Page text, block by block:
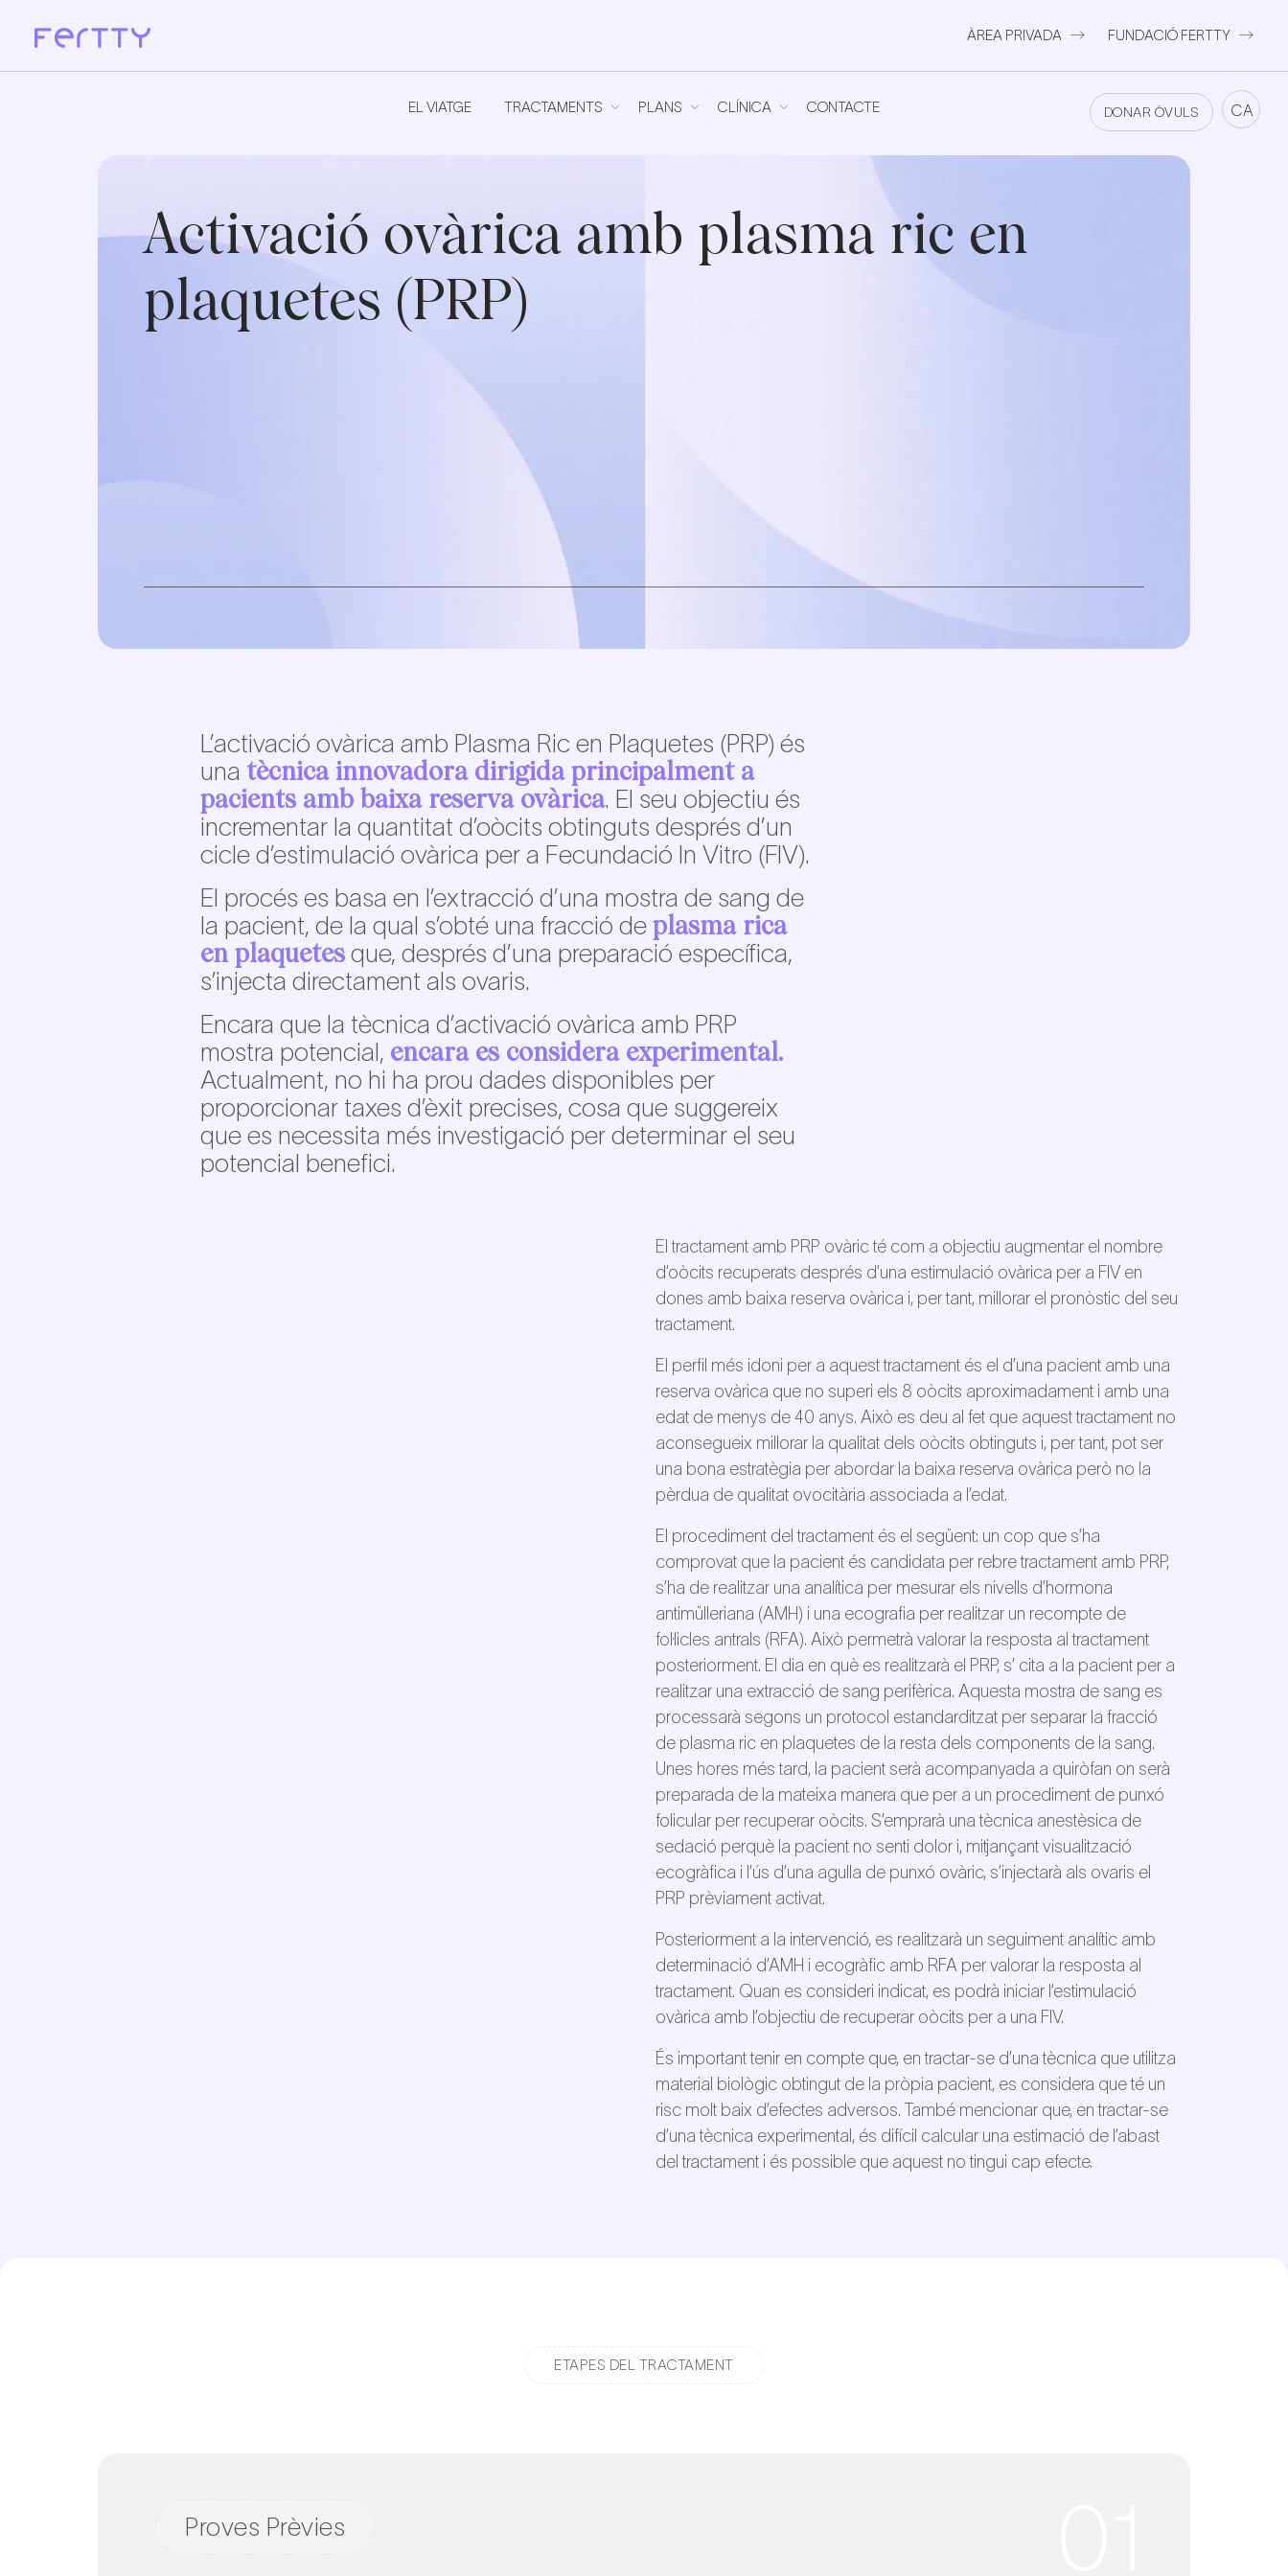
ÀREA PRIVADA FUNDACIÓ FERTTY
EL VIATGE TRACTAMENTS PLANS CLÍNICA CONTACTE DONAR ÒVULS CA
Activació ovàrica amb plasma ric en
plaquetes (PRP)
L’activació ovàrica amb Plasma Ric en Plaquetes (PRP) és
una tècnica innovadora dirigida principalment a
pacients amb baixa reserva ovàrica. El seu objectiu és
incrementar la quantitat d’oòcits obtinguts després d’un
cicle d’estimulació ovàrica per a Fecundació In Vitro (FIV).
El procés es basa en l’extracció d’una mostra de sang de
la pacient, de la qual s’obté una fracció de plasma rica
en plaquetes que, després d’una preparació específica,
s’injecta directament als ovaris.
Encara que la tècnica d’activació ovàrica amb PRP
mostra potencial, encara es considera experimental.
Actualment, no hi ha prou dades disponibles per
proporcionar taxes d’èxit precises, cosa que suggereix
que es necessita més investigació per determinar el seu
potencial benefici.
El tractament amb PRP ovàric té com a objectiu augmentar el nombre
d’oòcits recuperats després d’una estimulació ovàrica per a FIV en
dones amb baixa reserva ovàrica i, per tant, millorar el pronòstic del seu
tractament.
El perfil més idoni per a aquest tractament és el d’una pacient amb una
reserva ovàrica que no superi els 8 oòcits aproximadament i amb una
edat de menys de 40 anys. Això es deu al fet que aquest tractament no
aconsegueix millorar la qualitat dels oòcits obtinguts i, per tant, pot ser
una bona estratègia per abordar la baixa reserva ovàrica però no la
pèrdua de qualitat ovocitària associada a l’edat.
El procediment del tractament és el següent: un cop que s’ha
comprovat que la pacient és candidata per rebre tractament amb PRP,
s’ha de realitzar una analítica per mesurar els nivells d’hormona
antimülleriana (AMH) i una ecografia per realitzar un recompte de
fol·licles antrals (RFA). Això permetrà valorar la resposta al tractament
posteriorment. El dia en què es realitzarà el PRP, s’ cita a la pacient per a
realitzar una extracció de sang perifèrica. Aquesta mostra de sang es
processarà segons un protocol estandarditzat per separar la fracció
de plasma ric en plaquetes de la resta dels components de la sang.
Unes hores més tard, la pacient serà acompanyada a quiròfan on serà
preparada de la mateixa manera que per a un procediment de punxó
folicular per recuperar oòcits. S’emprarà una tècnica anestèsica de
sedació perquè la pacient no senti dolor i, mitjançant visualització
ecogràfica i l’ús d’una agulla de punxó ovàric, s’injectarà als ovaris el
PRP prèviament activat.
Posteriorment a la intervenció, es realitzarà un seguiment analític amb
determinació d’AMH i ecogràfic amb RFA per valorar la resposta al
tractament. Quan es consideri indicat, es podrà iniciar l’estimulació
ovàrica amb l’objectiu de recuperar oòcits per a una FIV.
És important tenir en compte que, en tractar-se d’una tècnica que utilitza
material biològic obtingut de la pròpia pacient, es considera que té un
risc molt baix d’efectes adversos. També mencionar que, en tractar-se
d’una tècnica experimental, és difícil calcular una estimació de l’abast
del tractament i és possible que aquest no tingui cap efecte.
ETAPES DEL TRACTAMENT
Proves Prèvies